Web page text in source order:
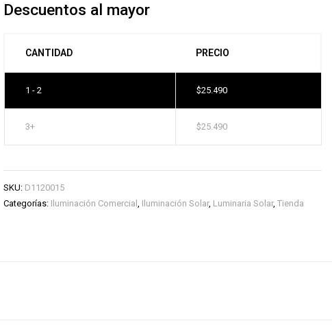
Descuentos al mayor
CANTIDAD PRECIO
1 - 2 $25.490
3+ $25.490
SKU: D1120015
Categorías: Iluminación Comercial , Iluminación Solar, Luminaria Solar, Tienda